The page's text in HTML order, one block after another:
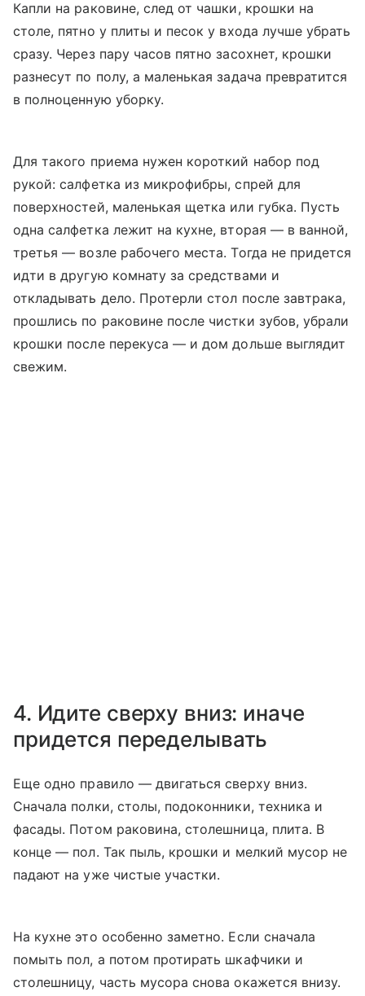
Капли на раковине, след от чашки, крошки на
столе, пятно у плиты и песок у входа лучше убрать
сразу. Через пару часов пятно засохнет, крошки
разнесут по полу, а маленькая задача превратится
в полноценную уборку.
Для такого приема нужен короткий набор под
рукой: салфетка из микрофибры, спрей для
поверхностей, маленькая щетка или губка. Пусть
одна салфетка лежит на кухне, вторая — в ванной,
третья — возле рабочего места. Тогда не придется
идти в другую комнату за средствами и
откладывать дело. Протерли стол после завтрака,
прошлись по раковине после чистки зубов, убрали
крошки после перекуса — и дом дольше выглядит
свежим.
4. Идите сверху вниз: иначе
придется переделывать
Еще одно правило — двигаться сверху вниз.
Сначала полки, столы, подоконники, техника и
фасады. Потом раковина, столешница, плита. В
конце — пол. Так пыль, крошки и мелкий мусор не
падают на уже чистые участки.
На кухне это особенно заметно. Если сначала
помыть пол, а потом протирать шкафчики и
столешницу, часть мусора снова окажется внизу.